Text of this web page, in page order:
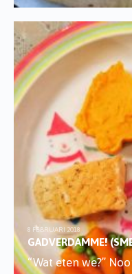
8 FEBRUARI 2018
GADVERDAMME!
“Wat eten we?”